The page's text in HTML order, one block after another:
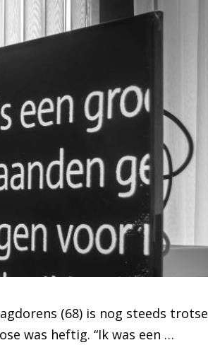
(68) is nog steeds trotse
was heftig. “Ik was een …